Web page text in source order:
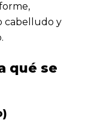
cabelludo y
qué se